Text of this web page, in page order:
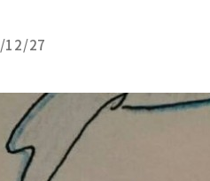
12/27